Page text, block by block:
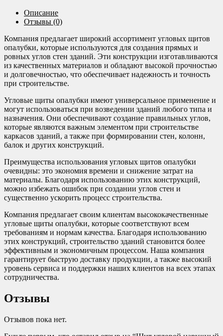
Описание
Отзывы (0)
Компания предлагает широкий ассортимент угловых щитов
опалубки, которые используются для создания прямых и
ровных углов стен зданий. Эти конструкции изготавливаются
из качественных материалов и обладают высокой прочностью
и долговечностью, что обеспечивает надежность и точность
при строительстве.
Угловые щиты опалубки имеют универсальное применение и
могут использоваться при возведении зданий любого типа и
назначения. Они обеспечивают создание правильных углов,
которые являются важным элементом при строительстве
каркасов зданий, а также при формировании стен, колонн,
балок и других конструкций.
Преимущества использования угловых щитов опалубки
очевидны: это экономия времени и снижение затрат на
материалы. Благодаря использованию этих конструкций,
можно избежать ошибок при создании углов стен и
существенно ускорить процесс строительства.
Компания предлагает своим клиентам высококачественные
угловые щиты опалубки, которые соответствуют всем
требованиям и нормам качества. Благодаря использованию
этих конструкций, строительство зданий становится более
эффективным и экономичным процессом. Наша компания
гарантирует быструю доставку продукции, а также высокий
уровень сервиса и поддержки наших клиентов на всех этапах
сотрудничества.
Отзывы
Отзывов пока нет.